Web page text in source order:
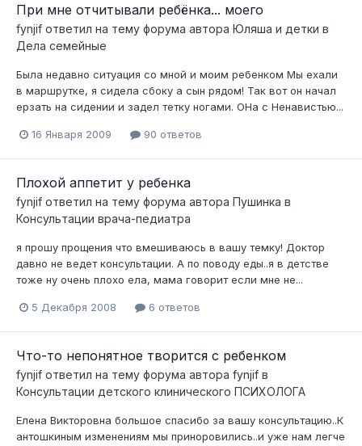
При мне отчитывали ребёнка... моего
fynjif ответил на тему форума автора Юляша и детки в
Дела семейные
Была недавно ситуация со мной и моим ребенком Мы ехали
в маршрутке, я сидела сбоку а сын рядом! Так вот он начал
ерзать на сидении и задел тетку ногами. ОНа с Ненавистью...
16 Января 2009 90 ответов
Плохой аппетит у ребенка
fynjif ответил на тему форума автора Пушинка в
Консультации врача-педиатра
я прошу прощения что вмешиваюсь в вашу темку! Доктор
давно не ведет консультации. А по поводу еды..я в детстве
тоже ну очень плохо ела, мама говорит если мне не...
5 Декабря 2008 6 ответов
Что-то непонятное творится с ребенком
fynjif ответил на тему форума автора fynjif в
Консультации детского клинического ПСИХОЛОГА
Елена Викторовна большое спасибо за вашу консультацию..К
антошкиным изменениям мы приноровились..и уже нам легче